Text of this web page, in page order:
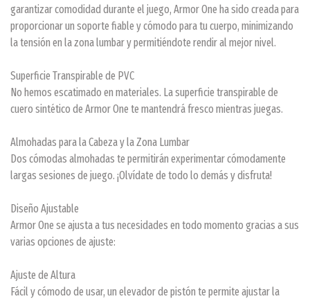
garantizar comodidad durante el juego, Armor One ha sido creada para
proporcionar un soporte fiable y cómodo para tu cuerpo, minimizando
la tensión en la zona lumbar y permitiéndote rendir al mejor nivel.
Superficie Transpirable de PVC
No hemos escatimado en materiales. La superficie transpirable de
cuero sintético de Armor One te mantendrá fresco mientras juegas.
Almohadas para la Cabeza y la Zona Lumbar
Dos cómodas almohadas te permitirán experimentar cómodamente
largas sesiones de juego. ¡Olvídate de todo lo demás y disfruta!
Diseño Ajustable
Armor One se ajusta a tus necesidades en todo momento gracias a sus
varias opciones de ajuste:
Ajuste de Altura
Fácil y cómodo de usar, un elevador de pistón te permite ajustar la